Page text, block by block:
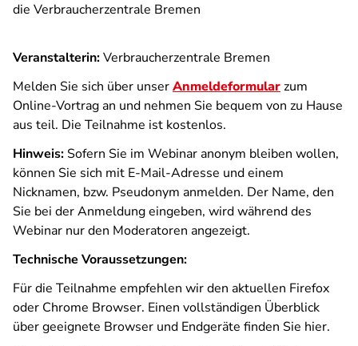
die Verbraucherzentrale Bremen
Veranstalterin:Verbraucherzentrale Bremen
Melden Sie sich über unserAnmeldeformularzum
Online-Vortrag an und nehmen Sie bequem von zu Hause
aus teil. Die Teilnahme ist kostenlos.
Hinweis: Sofern Sie im Webinar anonym bleiben wollen,
können Sie sich mit E-Mail-Adresse und einem
Nicknamen, bzw. Pseudonym anmelden. Der Name, den
Sie bei der Anmeldung eingeben, wird während des
Webinar nur den Moderatoren angezeigt.
Technische Voraussetzungen:
Für die Teilnahme empfehlen wir den aktuellen Firefox
oder Chrome Browser. Einen vollständigen Überblick
über geeignete Browser und Endgeräte finden Sie hier.